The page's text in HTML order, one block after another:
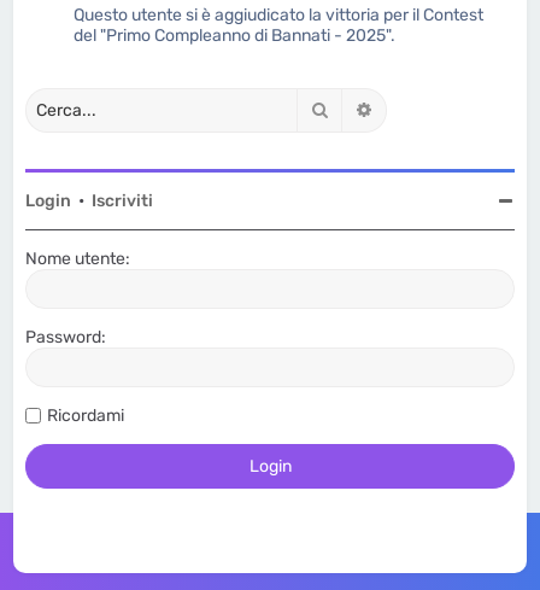
Questo utente si è aggiudicato la vittoria per il Contest
del "Primo Compleanno di Bannati - 2025".
Cerca
Login • Iscriviti
Nome utente:
Password:
Ricordami